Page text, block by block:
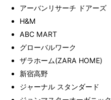
アーバンリサーチ ドアーズ
H&M
ABC MART
グローバルワーク
ザラホーム(ZARA HOME)
新宿高野
ジャーナル スタンダード